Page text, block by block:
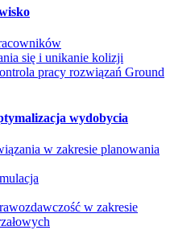
się i unikanie kolizji
pracy rozwiązań Ground
wydobycia
w zakresie planowania
w zakresie